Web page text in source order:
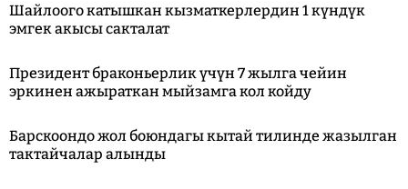
Шайлоого катышкан кызматкерлердин 1 күндүк
эмгек акысы сакталат
Президент браконьерлик үчүн 7 жылга чейин
эркинен ажыраткан мыйзамга кол койду
Барскоондо жол боюндагы кытай тилинде жазылган
тактайчалар алынды